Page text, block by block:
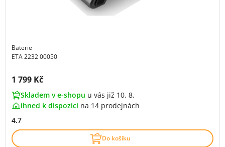
Baterie
ETA 2232 00050
Cena s DPH:
1 799 Kč
Skladem v e-shopu u vás již 10. 8.
ihned k dispozici na 14 prodejnách
4.7
Do košíku